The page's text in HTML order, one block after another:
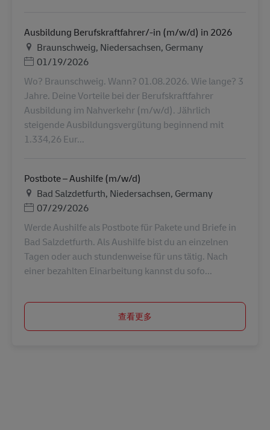
Ausbildung Berufskraftfahrer/-in (m/w/d) in 2026
地点Braunschweig, Niedersachsen, Germany
Posted Date
01/19/2026
Wo? Braunschweig. Wann? 01.08.2026. Wie lange? 3
Jahre. Deine Vorteile bei der Berufskraftfahrer
Ausbildung im Nahverkehr (m/w/d). Jährlich
steigende Ausbildungsvergütung beginnend mit
1.334,26 Eur...
Postbote – Aushilfe (m/w/d)
地点Bad Salzdetfurth, Niedersachsen, Germany
Posted Date
07/29/2026
Werde Aushilfe als Postbote für Pakete und Briefe in
Bad Salzdetfurth. Als Aushilfe bist du an einzelnen
Tagen oder auch stundenweise für uns tätig. Nach
einer bezahlten Einarbeitung kannst du sofo...
查看更多